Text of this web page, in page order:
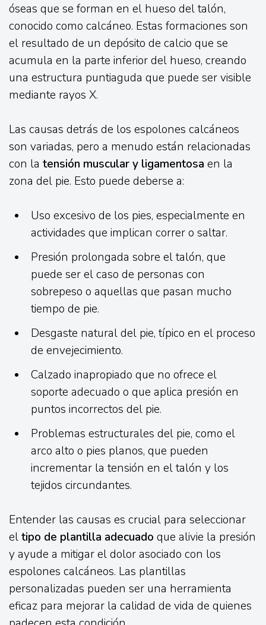
óseas que se forman en el hueso del talón,
conocido como calcáneo. Estas formaciones son
el resultado de un depósito de calcio que se
acumula en la parte inferior del hueso, creando
una estructura puntiaguda que puede ser visible
mediante rayos X.
Las causas detrás de los espolones calcáneos
son variadas, pero a menudo están relacionadas
con la tensión muscular y ligamentosa en la
zona del pie. Esto puede deberse a:
Uso excesivo de los pies, especialmente en
actividades que implican correr o saltar.
Presión prolongada sobre el talón, que
puede ser el caso de personas con
sobrepeso o aquellas que pasan mucho
tiempo de pie.
Desgaste natural del pie, típico en el proceso
de envejecimiento.
Calzado inapropiado que no ofrece el
soporte adecuado o que aplica presión en
puntos incorrectos del pie.
Problemas estructurales del pie, como el
arco alto o pies planos, que pueden
incrementar la tensión en el talón y los
tejidos circundantes.
Entender las causas es crucial para seleccionar
eltipo de plantilla adecuado que alivie la presión
y ayude a mitigar el dolor asociado con los
espolones calcáneos. Las plantillas
personalizadas pueden ser una herramienta
eficaz para mejorar la calidad de vida de quienes